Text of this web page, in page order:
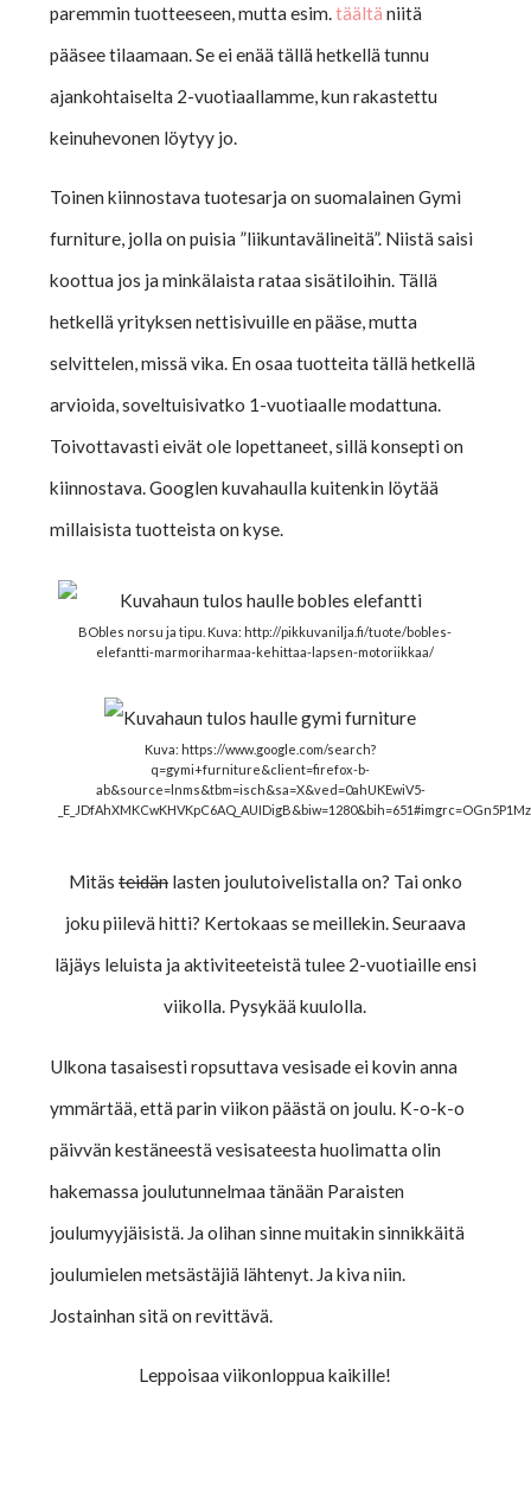
paremmin tuotteeseen, mutta esim.täältä niitä
pääsee tilaamaan. Se ei enää tällä hetkellä tunnu
ajankohtaiselta 2-vuotiaallamme, kun rakastettu
keinuhevonen löytyy jo.
Toinen kiinnostava tuotesarja on suomalainen Gymi
furniture, jolla on puisia ”liikuntavälineitä”. Niistä saisi
koottua jos ja minkälaista rataa sisätiloihin. Tällä
hetkellä yrityksen nettisivuille en pääse, mutta
selvittelen, missä vika. En osaa tuotteita tällä hetkellä
arvioida, soveltuisivatko 1-vuotiaalle modattuna.
Toivottavasti eivät ole lopettaneet, sillä konsepti on
kiinnostava. Googlen kuvahaulla kuitenkin löytää
millaisista tuotteista on kyse.
BObles norsu ja tipu. Kuva: http://pikkuvanilja.fi/tuote/bobles-
elefantti-marmoriharmaa-kehittaa-lapsen-motoriikkaa/
Kuva: https://www.google.com/search?
q=gymi+furniture&client=firefox-b-
ab&source=lnms&tbm=isch&sa=X&ved=0ahUKEwiV5-
Mitäs teidänlasten joulutoivelistalla on? Tai onko
joku piilevä hitti? Kertokaas se meillekin. Seuraava
läjäys leluista ja aktiviteeteistä tulee 2-vuotiaille ensi
viikolla. Pysykää kuulolla.
Ulkona tasaisesti ropsuttava vesisade ei kovin anna
ymmärtää, että parin viikon päästä on joulu. K-o-k-o
päivvän kestäneestä vesisateesta huolimatta olin
hakemassa joulutunnelmaa tänään Paraisten
joulumyyjäisistä. Ja olihan sinne muitakin sinnikkäitä
joulumielen metsästäjiä lähtenyt. Ja kiva niin.
Jostainhan sitä on revittävä.
Leppoisaa viikonloppua kaikille!